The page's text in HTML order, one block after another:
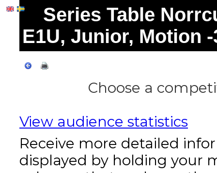
Series Table
E1U, Junior, Motion
Choose a
View audience statistics
Receive more detailed
displayed by holding your